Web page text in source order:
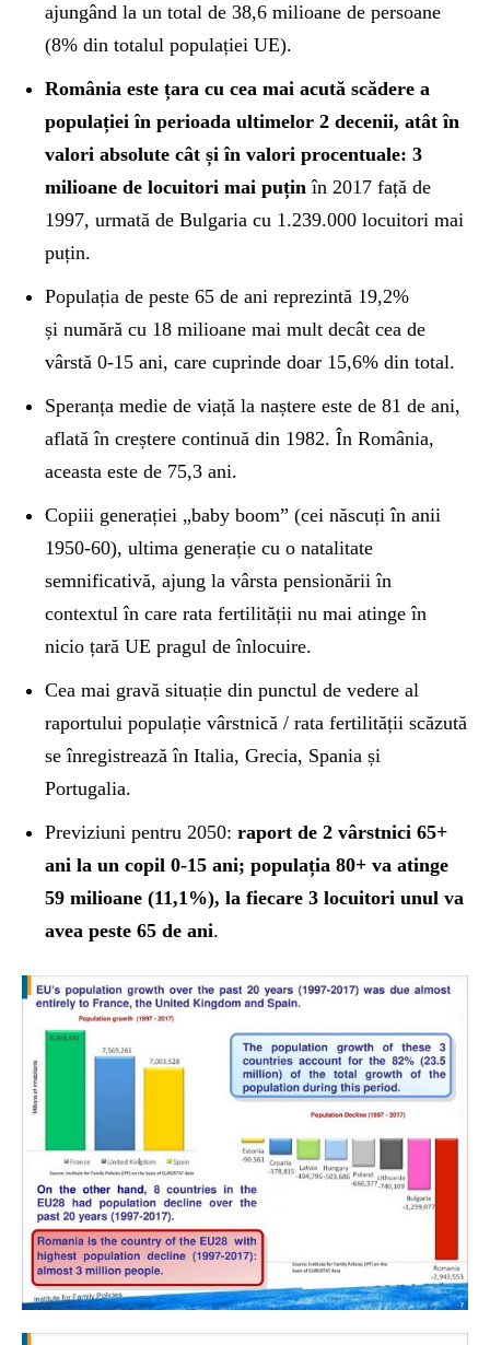
ajungând la un total de 38,6 milioane de persoane
(8% din totalul populației UE).
România este țara cu cea mai acută scădere a
populației în perioada ultimelor 2 decenii, atât în
valori absolute cât și în valori procentuale: 3
milioane de locuitori mai puțin în 2017 față de
1997, urmată de Bulgaria cu 1.239.000 locuitori mai
puțin.
Populația de peste 65 de ani reprezintă 19,2%
și numără cu 18 milioane mai mult decât cea de
vârstă 0-15 ani, care cuprinde doar 15,6% din total.
Speranța medie de viață la naștere este de 81 de ani,
aflată în creștere continuă din 1982. În România,
aceasta este de 75,3 ani.
Copiii generației „baby boom” (cei născuți în anii
1950-60), ultima generație cu o natalitate
semnificativă, ajung la vârsta pensionării în
contextul în care rata fertilității nu mai atinge în
nicio țară UE pragul de înlocuire.
Cea mai gravă situație din punctul de vedere al
raportului populație vârstnică / rata fertilității scăzută
se înregistrează în Italia, Grecia, Spania și
Portugalia.
Previziuni pentru 2050: raport de 2 vârstnici 65+
ani la un copil 0-15 ani; populația 80+ va atinge
59 milioane (11,1%), la fiecare 3 locuitori unul va
avea peste 65 de ani.